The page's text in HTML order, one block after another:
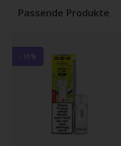
Passende Produkte
-10%